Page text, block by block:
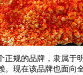
正规的品牌，隶属于
。现在该品牌也面